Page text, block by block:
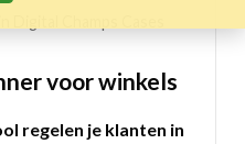
voor winkels
regelen je klanten in
Account
Zoeken